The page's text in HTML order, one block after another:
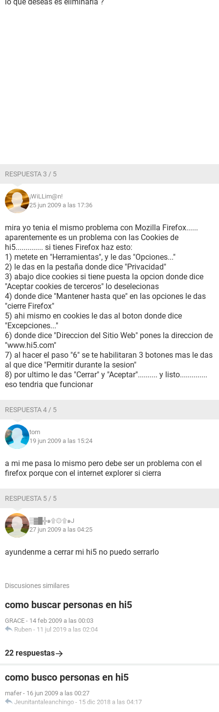
RESPUESTA 3 / 5
¡WiLLim@n!
25 jun 2009 a las 17:36
mira yo tenia el mismo problema con Mozilla Firefox......
aparentemente es un problema con las Cookies de
hi5.............. si tienes Firefox haz esto:
1) metete en "Herramientas", y le das "Opciones..."
2) le das en la pestaña donde dice "Privacidad"
3) abajo dice cookies si tiene puesta la opcion donde dice
"Aceptar cookies de terceros" lo deselecionas
4) donde dice "Mantener hasta que" en las opciones le das
"cierre Firefox"
5) ahi mismo en cookies le das al boton donde dice
"Excepciones..."
6) donde dice "Direccion del Sitio Web" pones la direccion de
"www.hi5.com"
7) al hacer el paso "6" se te habilitaran 3 botones mas le das
al que dice "Permitir durante la sesion"
8) por ultimo le das "Cerrar" y "Aceptar".......... y listo..............
eso tendria que funcionar
RESPUESTA 4 / 5
tom
19 jun 2009 a las 15:24
a mi me pasa lo mismo pero debe ser un problema con el
firefox porque con el internet explorer si cierra
RESPUESTA 5 / 5
▒▓█╬๑۩۞۩๑J
27 jun 2009 a las 04:25
ayundenme a cerrar mi hi5 no puedo serrarlo
Discusiones similares
como buscar personas en hi5
GRACE - 14 feb 2009 a las 00:03
Ruben - 11 jul 2019 a las 02:04
22 respuestas
como busco personas en hi5
mafer - 16 jun 2009 a las 00:27
Jeunitantaleanchingo - 15 dic 2018 a las 04:17